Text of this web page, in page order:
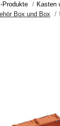
Produkte
Kasten
Box und Box